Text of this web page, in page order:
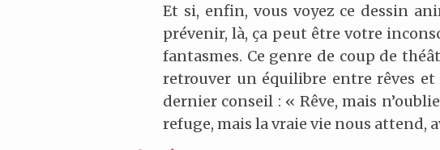
Et si, enfin, vous voyez ce dessin
prévenir, là, ça peut être votre
fantasmes. Ce genre de coup de
retrouver un équilibre entre rêves et
dernier conseil : « Rêve, mais
refuge, mais la vraie vie nous attend,